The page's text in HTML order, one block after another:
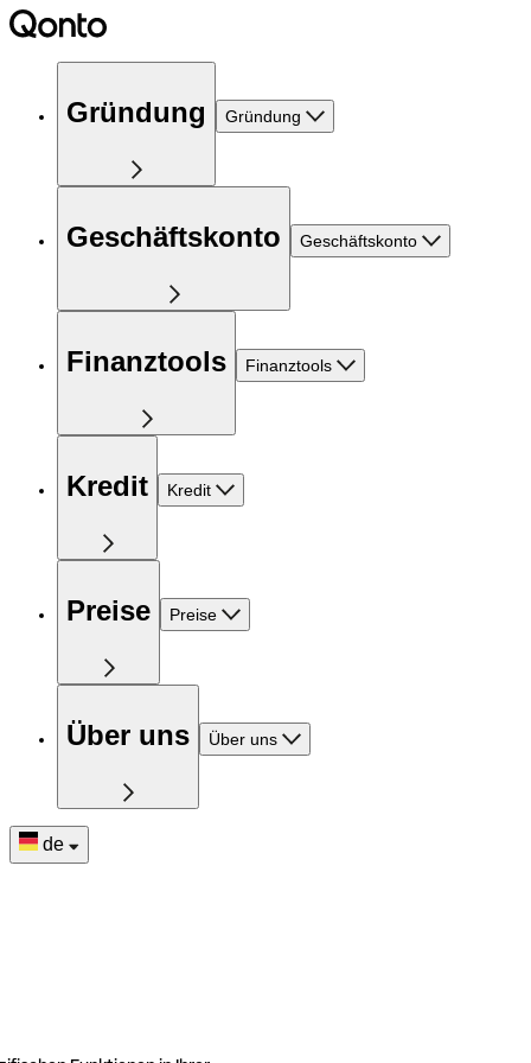
Gründung Gründung
Geschäftskonto Geschäftskonto
Finanztools Finanztools
Kredit Kredit
Preise Preise
Über uns Über uns
de